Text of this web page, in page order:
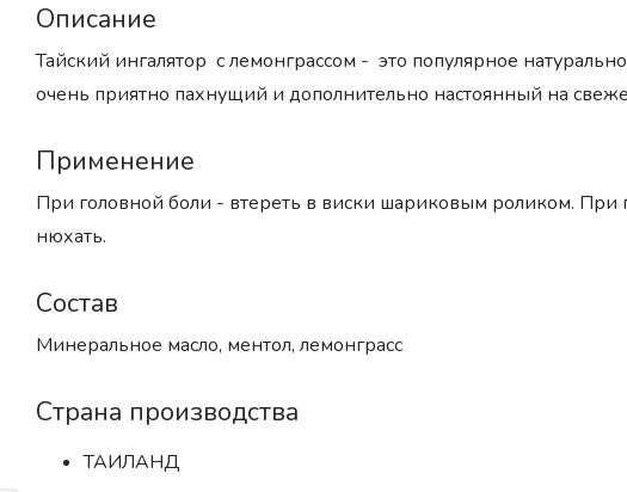
Описание
Тайский ингалятор с лемонграссом - это популярное
очень приятно пахнущий и дополнительно настоянный на
Применение
При головной боли - втереть в виски шариковым роликом. При
нюхать.
Состав
Минеральное масло, ментол, лемонграсс
Страна производства
ТАИЛАНД